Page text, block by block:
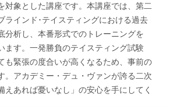
対象とした講座です。本講座では、第二
ラインド･テイスティングにおける過去
分析し、本番形式でのトレーニングを
ます。一発勝負のテイスティング試験
も緊張の度合いが高くなるため、事前の
。アカデミー・デュ・ヴァンが誇る二次
えあれば憂いなし」の安心を手にしてく